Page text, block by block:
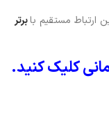
ارتباط مستقیم بابرتر
کلیک کنید.